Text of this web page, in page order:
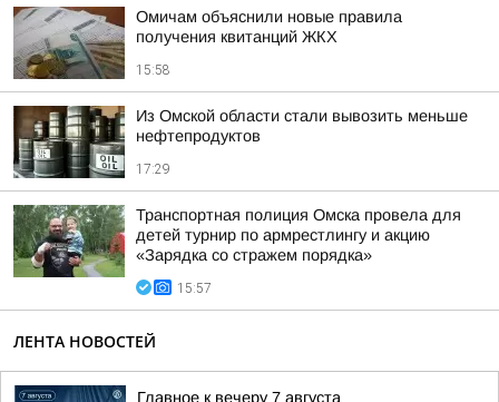
Омичам объяснили новые правила
получения квитанций ЖКХ
15:58
Из Омской области стали вывозить меньше
нефтепродуктов
17:29
Транспортная полиция Омска провела для
детей турнир по армрестлингу и акцию
«Зарядка со стражем порядка»
15:57
ЛЕНТА НОВОСТЕЙ
Главное к вечеру 7 августа